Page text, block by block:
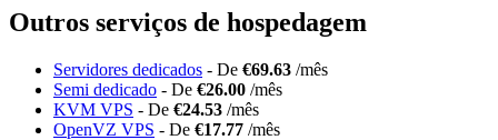
Outros serviços de hospedagem
Servidores dedicados - De €69.63 /mês
Semi dedicado - De €26.00 /mês
KVM VPS - De €24.53 /mês
OpenVZ VPS - De €17.77 /mês